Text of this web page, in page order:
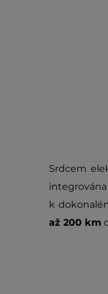
Srdcem
k
až 200 km